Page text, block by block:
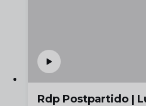
Rdp Postpartido |